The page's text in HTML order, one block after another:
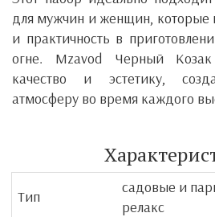
для мужчин и женщин, которые
и практичность в
огне. Mzavod Черный
качество и эстетику,
атмосферу во время каждого
Тип
садовые и
релакс